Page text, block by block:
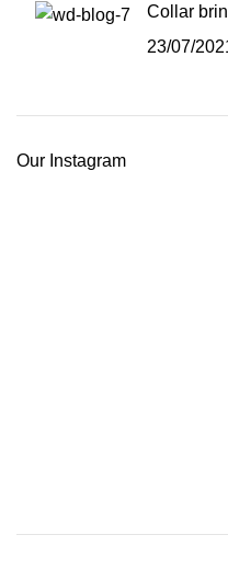
Collar
23/07/
Our Instagram